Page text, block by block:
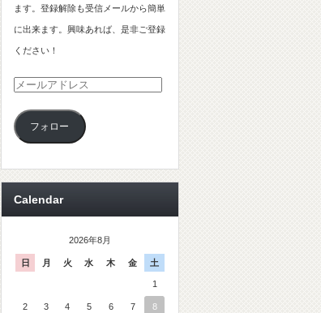
ます。登録解除も受信メールから簡単
に出来ます。興味あれば、是非ご登録
ください！
メ
ル
ド
フォロー
Calendar
2026年8月
日 月 火 水 木 金 土
1
2 3 4 5 6 7 8